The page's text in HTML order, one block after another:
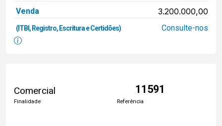
Venda
3.200.000,00
(ITBI, Registro, Escritura e Certidões) Consulte-nos
Comercial
Finalidade
11591
Referência